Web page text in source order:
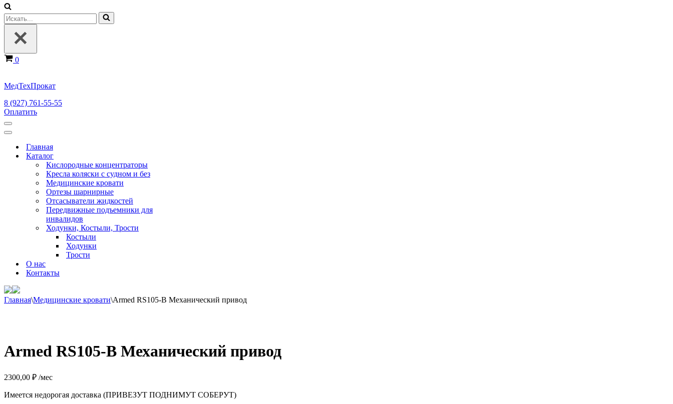
Искать...
Корзина
0
МедТехПрокат
8 (927) 761-55-55
Оплатить
Меню
навигации
Меню
навигацииГлавная
Каталог
Кислородные концентраторы
Кресла коляски с судном и без
Медицинские кровати
Ортезы шарнирные
Отсасыватели жидкостей
Передвижные подъемники для
инвалидов
Ходунки, Костыли, Трости
Костыли
Ходунки
Трости
О нас
Контакты
Главная\Медицинские кровати\Armed RS105-B Механический привод
Armed RS105-B Механический привод
2300,00 ₽ /мес
Имеется недорогая доставка (ПРИВЕЗУТ ПОДНИМУТ СОБЕРУТ)